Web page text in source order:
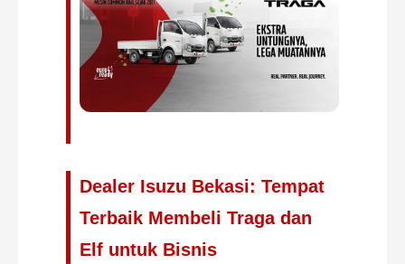
Dealer Isuzu Bekasi: Tempat
Terbaik Membeli Traga dan
Elf untuk Bisnis